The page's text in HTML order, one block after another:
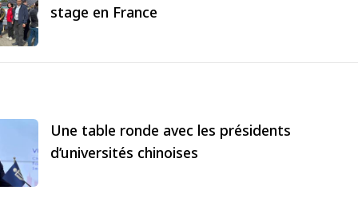
stage en France
Une table ronde avec les présidents
d’universités chinoises